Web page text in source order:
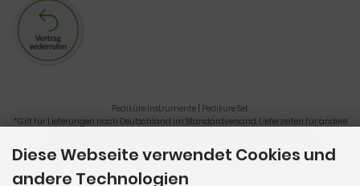
Pediküre Instrumente | Pediküre Set
*Gilt für Lieferungen nach Deutschland im Standardversand. Lieferzeiten für andere
Nagelzange, Podologie, Pediküre, Fußpflegegeräte, Nagelfräser © 2026
Diese Webseite verwendet Cookies und
andere Technologien